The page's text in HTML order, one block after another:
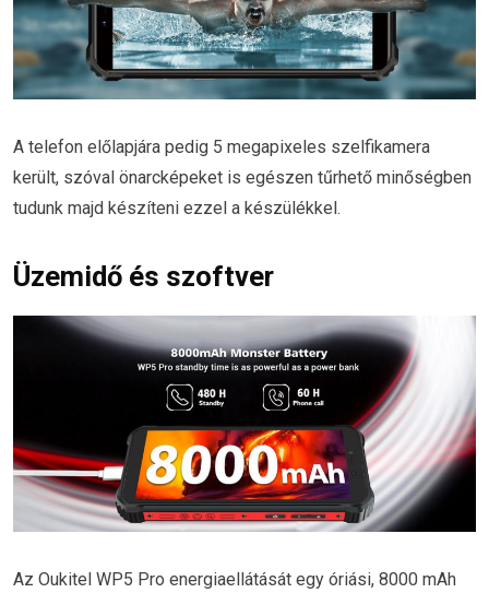
A telefon előlapjára pedig 5 megapixeles szelfikamera
került, szóval önarcképeket is egészen tűrhető minőségben
tudunk majd készíteni ezzel a készülékkel.
Üzemidő és szoftver
Az Oukitel WP5 Pro energiaellátását egy óriási, 8000 mAh